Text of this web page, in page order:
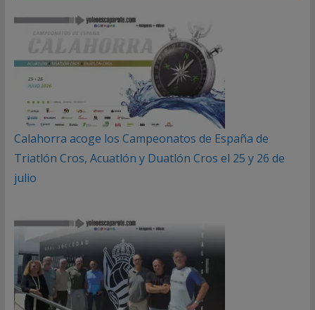
Calahorra acoge los Campeonatos de España de
Triatlón Cros, Acuatlón y Duatlón Cros el 25 y 26 de
julio